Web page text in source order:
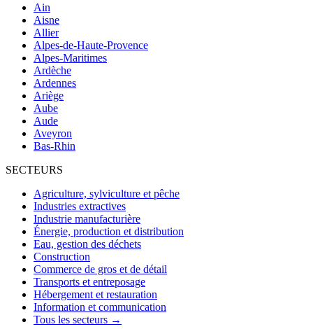
Ain
Aisne
Allier
Alpes-de-Haute-Provence
Alpes-Maritimes
Ardèche
Ardennes
Ariège
Aube
Aude
Aveyron
Bas-Rhin
SECTEURS
Agriculture, sylviculture et pêche
Industries extractives
Industrie manufacturière
Énergie, production et distribution
Eau, gestion des déchets
Construction
Commerce de gros et de détail
Transports et entreposage
Hébergement et restauration
Information et communication
Tous les secteurs →